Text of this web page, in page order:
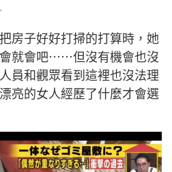
房子好好打掃的打算時，她
就會吧⋯⋯但沒有機會也沒
和觀眾看到這裡也沒法理
亮的女人經歷了什麼才會選